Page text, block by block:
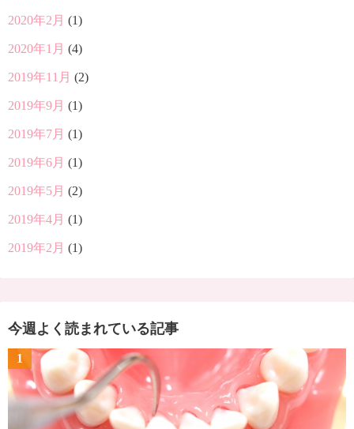
2020年2月 (1)
2020年1月 (4)
2019年11月 (2)
2019年9月 (1)
2019年7月 (1)
2019年6月 (1)
2019年5月 (2)
2019年4月 (1)
2019年2月 (1)
今週よく読まれている記事
1